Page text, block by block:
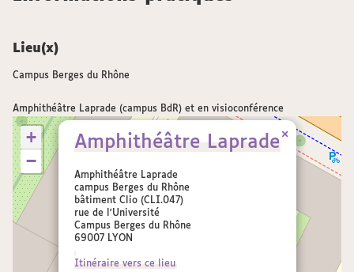
Lieu(x)
Campus Berges du Rhône
Amphithéâtre Laprade (campus BdR) et en visioconférence
Amphithéâtre Laprade
Amphithéâtre Laprade
campus Berges du Rhône
bâtiment Clio (CLI.047)
rue de l'Université
Campus Berges du Rhône
69007 LYON
Itinéraire vers ce lieu
×
+
−